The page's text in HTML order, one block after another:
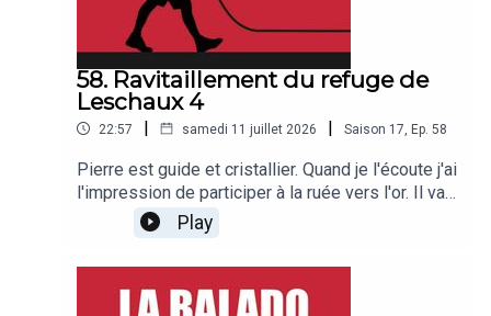
58. Ravitaillement du refuge de
Leschaux 4
22:57 | samedi 11 juillet 2026 | Saison 17 Ep. 58
Pierre est guide et cristallier. Quand je l'écoute j'ai
l'impression de participer à la ruée vers l'or. Il va
être question de piolet d'Or, avec Frédéric, de
contrôle fiscal avec Olivier, de l'Aiguille de la
Bertrand. Bonne balado !
Play